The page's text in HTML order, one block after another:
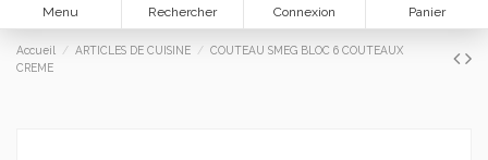
Menu Rechercher Connexion Panier
Accueil ARTICLES DE CUISINE
COUTEAU SMEG BLOC 6 COUTEAUX
CREME